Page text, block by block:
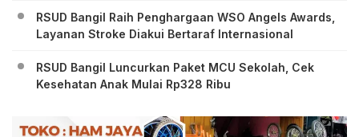
RSUD Bangil Raih Penghargaan WSO Angels Awards,
Layanan Stroke Diakui Bertaraf Internasional
RSUD Bangil Luncurkan Paket MCU Sekolah, Cek
Kesehatan Anak Mulai Rp328 Ribu